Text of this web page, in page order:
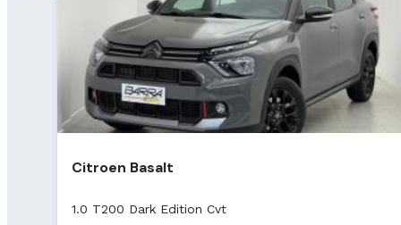
Citroen Basalt
1.0 T200 Dark Edition Cvt